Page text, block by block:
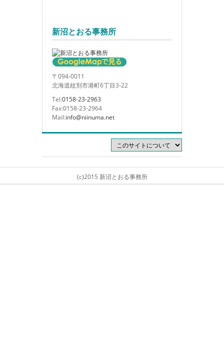
新沼とおる事務所
〒094-0011
北海道紋別市港町6丁目3-22
Tel:0158-23-2963
Fax:0158-23-2964
Mail:info@niinuma.net
(c)2015 新沼とおる事務所